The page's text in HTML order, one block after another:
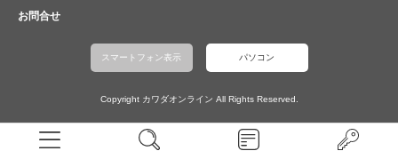
お問合せ
スマートフォン表示 パソコン
Copyright カワダオンライン All Rights Reserved.